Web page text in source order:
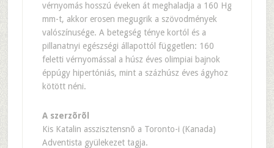
vérnyomás hosszú éveken át meghaladja a 160 Hg
mm-t, akkor erosen megugrik a szövodmények
valószínusége. A betegség ténye kortól és a
pillanatnyi egészségi állapottól független: 160
feletti vérnyomással a húsz éves olimpiai bajnok
éppúgy hipertóniás, mint a százhúsz éves ágyhoz
kötött néni.
A szerzõrõl
Kis Katalin asszisztensnõ a Toronto-i (Kanada)
Adventista gyülekezet tagja.